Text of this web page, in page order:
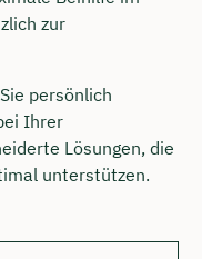
zur
persönlich
Ihrer
Lösungen, die
unterstützen.